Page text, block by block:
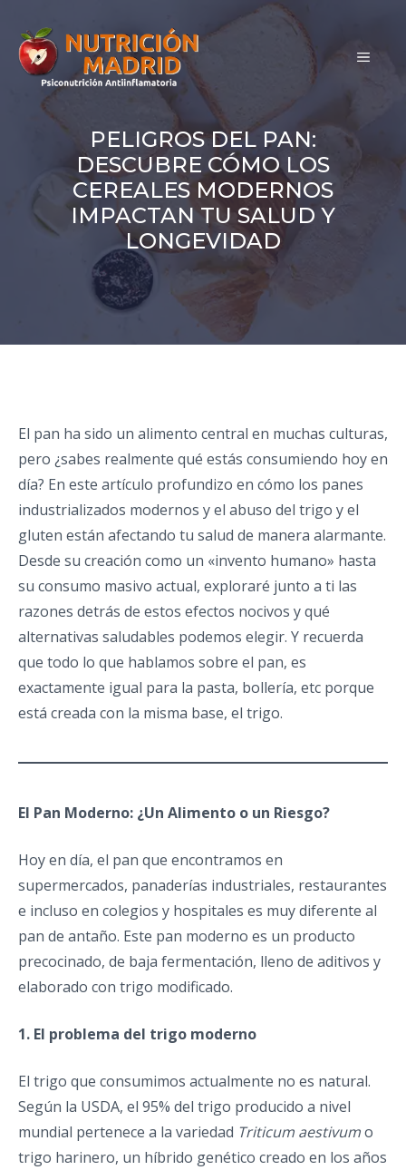
contenido
MENÚ
PELIGROS DEL PAN:
DESCUBRE CÓMO LOS
CEREALES MODERNOS
IMPACTAN TU SALUD Y
LONGEVIDAD
El pan ha sido un alimento central en muchas culturas,
pero ¿sabes realmente qué estás consumiendo hoy en
día? En este artículo profundizo en cómo los panes
industrializados modernos y el abuso del trigo y el
gluten están afectando tu salud de manera alarmante.
Desde su creación como un «invento humano» hasta
su consumo masivo actual, exploraré junto a ti las
razones detrás de estos efectos nocivos y qué
alternativas saludables podemos elegir. Y recuerda
que todo lo que hablamos sobre el pan, es
exactamente igual para la pasta, bollería, etc porque
está creada con la misma base, el trigo.
El Pan Moderno: ¿Un Alimento o un Riesgo?
Hoy en día, el pan que encontramos en
supermercados, panaderías industriales, restaurantes
e incluso en colegios y hospitales es muy diferente al
pan de antaño. Este pan moderno es un producto
precocinado, de baja fermentación, lleno de aditivos y
elaborado con trigo modificado.
1. El problema del trigo moderno
El trigo que consumimos actualmente no es natural.
Según la USDA, el 95% del trigo producido a nivel
mundial pertenece a la variedad Triticum aestivumo
trigo harinero, un híbrido genético creado en los años